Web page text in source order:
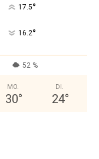
17.5°
16.2°
52 %
MO.
30°
DI.
24°